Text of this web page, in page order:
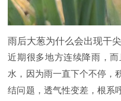
雨后大葱为什么会出现干
近期很多地方连续降雨，
水，因为雨一直下个不停，
结问题，透气性变差，根系